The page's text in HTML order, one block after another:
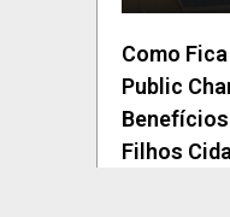
Como
Public
Filhos